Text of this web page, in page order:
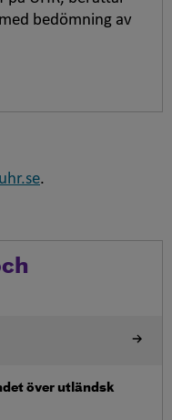
bedömning av
.
över utländsk